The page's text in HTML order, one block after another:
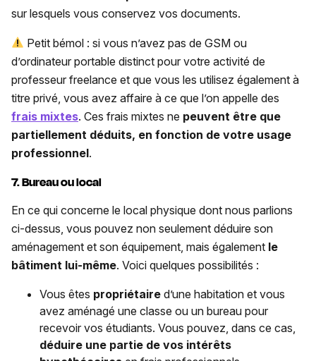
sur lesquels vous conservez vos documents.
Petit bémol : si vous n’avez pas de GSM ou
d’ordinateur portable distinct pour votre activité de
professeur freelance et que vous les utilisez également à
titre privé, vous avez affaire à ce que l’on appelle des
frais mixtes. Ces frais mixtes ne peuvent être que
partiellement déduits, en fonction de votre usage
professionnel.
7. Bureau ou local
En ce qui concerne le local physique dont nous parlions
ci-dessus, vous pouvez non seulement déduire son
aménagement et son équipement, mais également le
bâtiment lui-même. Voici quelques possibilités :
Vous êtes propriétaire d’une habitation et vous
avez aménagé une classe ou un bureau pour
recevoir vos étudiants. Vous pouvez, dans ce cas,
déduire une partie de vos intérêts